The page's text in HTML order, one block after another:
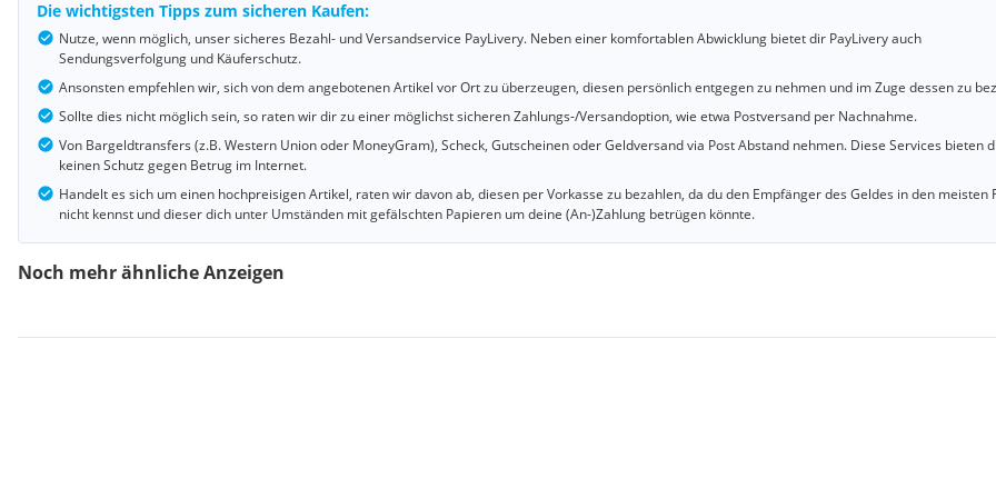
Die wichtigsten Tipps zum sicheren Kaufen:
Nutze, wenn möglich, unser sicheres Bezahl- und Versandservice PayLivery. Neben einer komfortablen Abwicklung bietet dir PayLivery auch
Sendungsverfolgung und Käuferschutz.
Ansonsten empfehlen wir, sich von dem angebotenen Artikel vor Ort zu überzeugen, diesen persönlich entgegen zu nehmen und im Zuge dessen zu
Sollte dies nicht möglich sein, so raten wir dir zu einer möglichst sicheren Zahlungs-/Versandoption, wie etwa Postversand per Nachnahme.
Von Bargeldtransfers (z.B. Western Union oder MoneyGram), Scheck, Gutscheinen oder Geldversand via Post Abstand nehmen. Diese Services bieten
keinen Schutz gegen Betrug im Internet.
Handelt es sich um einen hochpreisigen Artikel, raten wir davon ab, diesen per Vorkasse zu bezahlen, da du den Empfänger des Geldes in den meisten
nicht kennst und dieser dich unter Umständen mit gefälschten Papieren um deine (An-)Zahlung betrügen könnte.
Noch mehr ähnliche Anzeigen